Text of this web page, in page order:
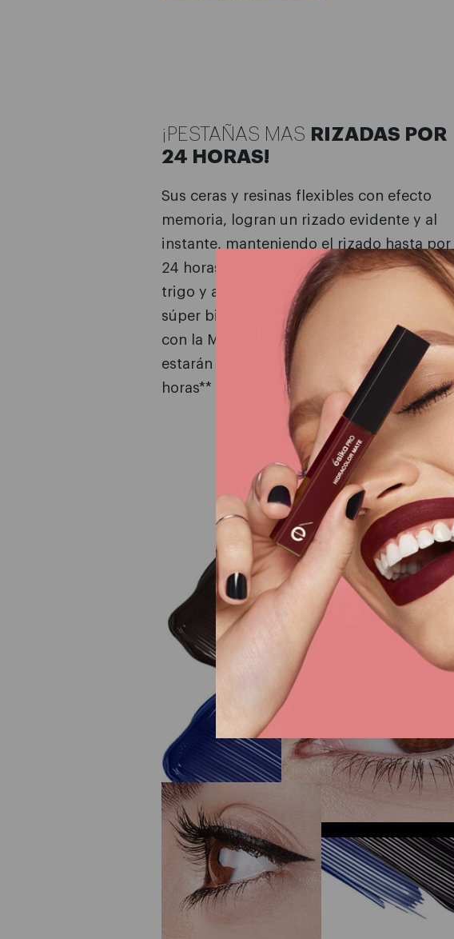
¡PESTAÑAS MAS RIZADAS POR
24 HORAS!
Sus ceras y resinas flexibles con efecto
memoria, logran un rizado evidente y al
instante, manteniendo el rizado hasta por
24 horas. Además, contiene extracto de
trigo y aceite de camelia, que cuidan
súper bien tus pestañas. Es por eso que
con la Mega Full Curve tus pestañas
estarán 10 veces más rizadas* por 24
horas** y visiblemente más largas.